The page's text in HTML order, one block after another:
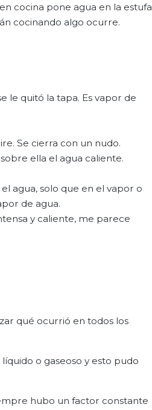
cocina pone agua en la estufa
cocinando algo ocurre.
le quitó la tapa. Es vapor de
Se cierra con un nudo.
ella el agua caliente.
agua, solo que en el vapor o
de agua.
y caliente, me parece
qué ocurrió en todos los
o gaseoso y esto pudo
hubo un factor constante